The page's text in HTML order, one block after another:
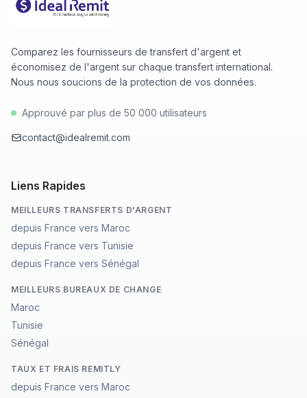
Comparez les fournisseurs de transfert d'argent et
économisez de l'argent sur chaque transfert international.
Nous nous soucions de la protection de vos données.
Approuvé par plus de 50 000 utilisateurs
contact@idealremit.com
Liens Rapides
MEILLEURS TRANSFERTS D'ARGENT
depuis France vers Maroc
depuis France vers Tunisie
depuis France vers Sénégal
MEILLEURS BUREAUX DE CHANGE
Maroc
Tunisie
Sénégal
TAUX ET FRAIS REMITLY
depuis France vers Maroc